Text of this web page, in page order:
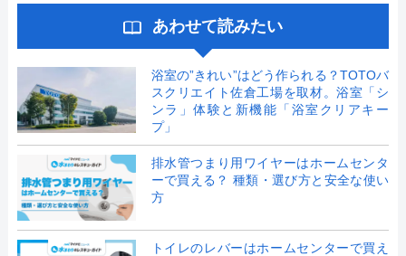
あわせて読みたい
浴室の”きれい”はどう作られる？TOTOバ
スクリエイト佐倉工場を取材。浴室「シ
ンラ」体験と新機能「浴室クリアキー
プ」
排水管つまり用ワイヤーはホームセンタ
ーで買える？ 種類・選び方と安全な使い
方
トイレのレバーはホームセンターで買え